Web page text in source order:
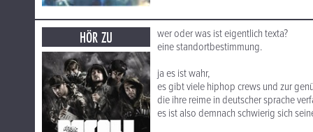
HÖR ZU
wer oder was ist eigentlich texta?
eine standortbestimmung.
ja es ist wahr,
es gibt viele hiphop crews und zur
die ihre reime in deutscher sprache
es ist also demnach schwierig sich